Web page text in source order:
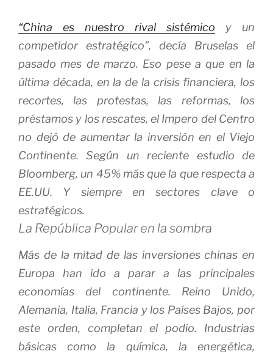
“China es nuestro rival sistémico y un
competidor estratégico”, decía Bruselas el
pasado mes de marzo. Eso pese a que en la
última década, en la de la crisis financiera, los
recortes, las protestas, las reformas, los
préstamos y los rescates, el Impero del Centro
no dejó de aumentar la inversión en el Viejo
Continente. Según un reciente estudio de
Bloomberg, un 45% más que la que respecta a
EE.UU. Y siempre en sectores clave o
estratégicos.
La República Popular en la sombra
Más de la mitad de las inversiones chinas en
Europa han ido a parar a las principales
economías del continente. Reino Unido,
Alemania, Italia, Francia y los Países Bajos, por
este orden, completan el podio. Industrias
básicas como la química, la energética,